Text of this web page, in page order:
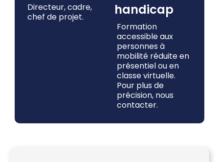
Directeur, cadre,
chef de projet.
handicap
Formation
accessible aux
personnes à
mobilité réduite en
présentiel ou en
classe virtuelle.
Pour plus de
précision, nous
contacter.